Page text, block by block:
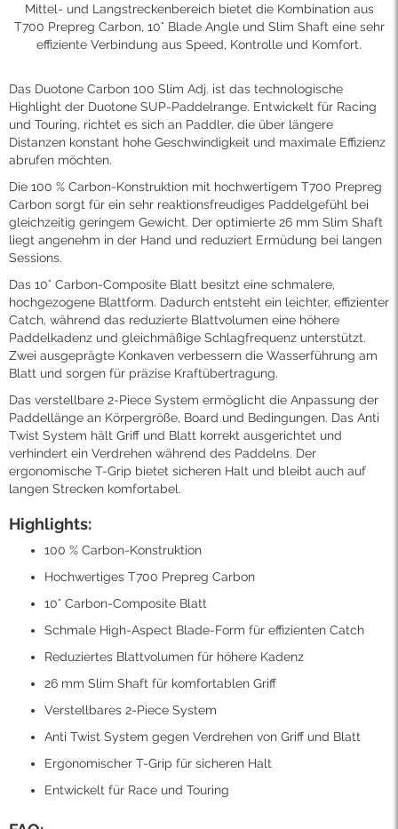
Mittel- und Langstreckenbereich bietet die Kombination aus
T700 Prepreg Carbon, 10° Blade Angle und Slim Shaft eine sehr
effiziente Verbindung aus Speed, Kontrolle und Komfort.
Das Duotone Carbon 100 Slim Adj. ist das technologische
Highlight der Duotone SUP-Paddelrange. Entwickelt für Racing
und Touring, richtet es sich an Paddler, die über längere
Distanzen konstant hohe Geschwindigkeit und maximale Effizienz
abrufen möchten.
Die 100 % Carbon-Konstruktion mit hochwertigem T700 Prepreg
Carbon sorgt für ein sehr reaktionsfreudiges Paddelgefühl bei
gleichzeitig geringem Gewicht. Der optimierte 26 mm Slim Shaft
liegt angenehm in der Hand und reduziert Ermüdung bei langen
Sessions.
Das 10° Carbon-Composite Blatt besitzt eine schmalere,
hochgezogene Blattform. Dadurch entsteht ein leichter, effizienter
Catch, während das reduzierte Blattvolumen eine höhere
Paddelkadenz und gleichmäßige Schlagfrequenz unterstützt.
Zwei ausgeprägte Konkaven verbessern die Wasserführung am
Blatt und sorgen für präzise Kraftübertragung.
Das verstellbare 2-Piece System ermöglicht die Anpassung der
Paddellänge an Körpergröße, Board und Bedingungen. Das Anti
Twist System hält Griff und Blatt korrekt ausgerichtet und
verhindert ein Verdrehen während des Paddelns. Der
ergonomische T-Grip bietet sicheren Halt und bleibt auch auf
langen Strecken komfortabel.
Highlights:
100 % Carbon-Konstruktion
Hochwertiges T700 Prepreg Carbon
10° Carbon-Composite Blatt
Schmale High-Aspect Blade-Form für effizienten Catch
Reduziertes Blattvolumen für höhere Kadenz
26 mm Slim Shaft für komfortablen Griff
Verstellbares 2-Piece System
Anti Twist System gegen Verdrehen von Griff und Blatt
Ergonomischer T-Grip für sicheren Halt
Entwickelt für Race und Touring